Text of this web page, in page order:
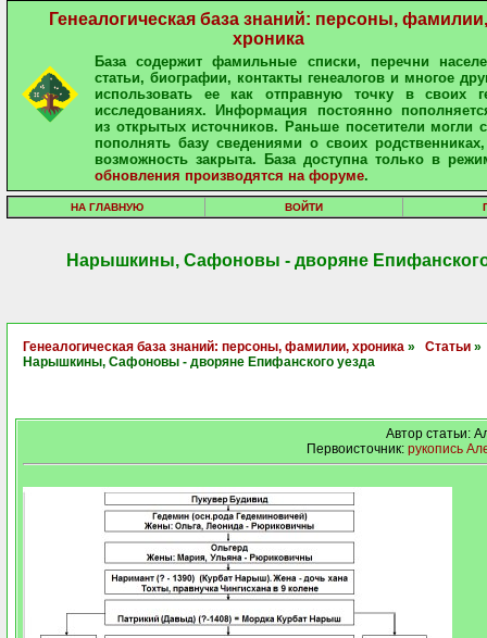
Генеалогическая база знаний: персоны, фамилии,
хроника
База содержит фамильные списки, перечни
статьи, биографии, контакты генеалогов и многое
использовать ее как отправную точку в своих
исследованиях. Информация постоянно
из открытых источников. Раньше посетители могли
пополнять базу сведениями о своих
возможность закрыта. База доступна только в
обновления производятся на форуме.
НА ГЛАВНУЮ ВОЙТИ
Нарышкины, Сафоновы - дворяне
Генеалогическая база знаний: персоны, фамилии, хроника » Статьи »
Нарышкины, Сафоновы - дворяне Епифанского уезда
Автор статьи:
Первоисточник: рукопись